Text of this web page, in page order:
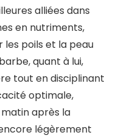
alliées dans
en nutriments,
poils et la peau
quant à lui,
tout en disciplinant
optimale,
après la
légèrement